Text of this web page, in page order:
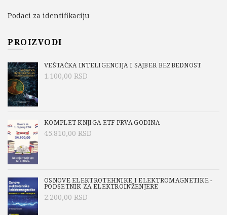
Podaci za identifikaciju
PROIZVODI
VEŠTAČKA INTELIGENCIJA I SAJBER BEZBEDNOST
1.100,00 RSD
KOMPLET KNJIGA ETF PRVA GODINA
45.810,00 RSD
OSNOVE ELEKTROTEHNIKE I ELEKTROMAGNETIKE -
PODSETNIK ZA ELEKTROINŽENJERE
2.200,00 RSD